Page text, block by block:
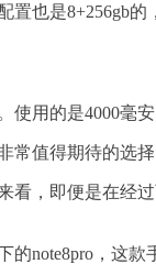
置也是8+256gb
使用的是4000毫
常值得期待的选
看，即便是在经
的note8pro，这